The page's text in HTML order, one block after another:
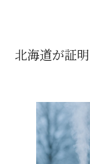
北海道が証明